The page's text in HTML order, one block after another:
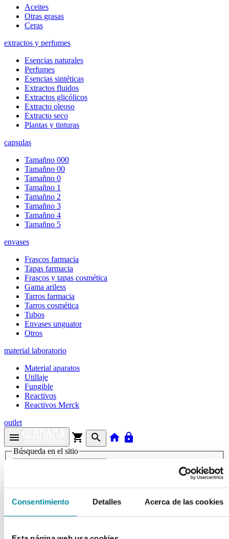
Consentimiento Detalles Acerca de las cookies
Aceites
Otras grasas
Ceras
extractos y perfumes
Esencias naturales
Perfumes
Esencias sintéticas
Extractos fluidos
Extractos glicólicos
Extracto oleoso
Extracto seco
Plantas y tinturas
capsulas
Tamañno 000
Tamañno 00
Tamañno 0
Tamañno 1
Tamañno 2
Tamañno 3
Tamañno 4
Tamañno 5
envases
Frascos farmacia
Tapas farmacia
Frascos y tapas cosmética
Gama ariless
Tarros farmacia
Tarros cosmética
Tubos
Envases unguator
Otros
material laboratorio
Material aparatos
Utillaje
Fungible
Reactivos
Reactivos Merck
outlet
menu shopping_cart search home lock
Búsqueda en el sitio
Inicio
>>
CLOBETASOL PROPIONATO